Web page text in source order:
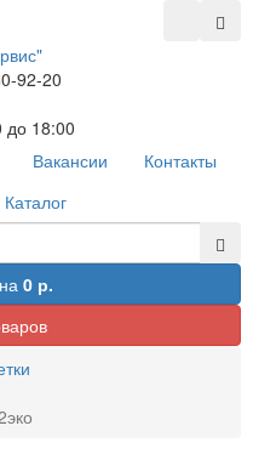
92-20
до 18:00
Вакансии
Контакты
Каталог
на 0 р.